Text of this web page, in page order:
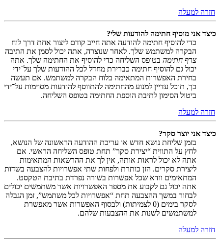
חזרה למעלה
כיצד אני מוסיף חתימה להודעות שלי?
כדי להוסיף חתימה להודעה אתה חייב קודם ליצור אחת דרך לוח
הבקרה למשתמש שלך. לאחר שנוצרה, אתה יכול לסמן את התיבה
צרף חתימה בטופס השליחה כדי להוסיף את החתימה שלך. אתה
יכול גם להוסיף חתימה כברירת מחדל לכל ההודעות שלך על־ידי
בחירת האפשרות המתאימה בלוח הבקרה למשתמש. אם תעשה
כך, תוכל עדיין למנוע מהחתימה להתווסף להודעות מסוימות על־ידי
ביטול הסימון לתיבת הוספת החתימה בטופס השליחה.
חזרה למעלה
כיצד אני יוצר סקר?
בזמן שליחת נושא חדש או עריכת ההודעה הראשונה של הנושא,
לחץ על התווית “יצירת סקר” תחת טופס השליחה הראשי. אם
אתה לא יכול לראות אותה, אין לך את ההרשאות המתאימות
ליצירת סקרים. הזן כותרת ולפחות שתי אפשרויות להצבעה בשדות
המתאימים וודא שכל אפשרות בשורה נפרדת בתיבת הטקסט.
אתה יכול גם לקבוע את מספר האפשרויות אשר משתמשים יכולים
לבחור במשך ההצבעה תחת “אפשרויות לכל משתמש”, זמן הגבלה
לסקר בימים (0 לצמיתות) ולבסוף האפשרות אשר מאפשרת
למשתמשים לשנות את ההצבעות שלהם.
חזרה למעלה